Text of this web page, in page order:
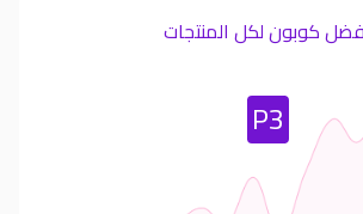
كوبون لكل المنتجات
Most Used CouponP3